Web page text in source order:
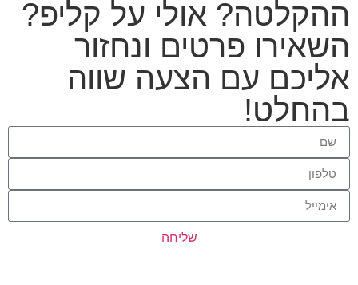
ההקלטה? אולי על קליפ?
השאירו פרטים ונחזור
אליכם עם הצעה שווה
בהחלט!
שליחה